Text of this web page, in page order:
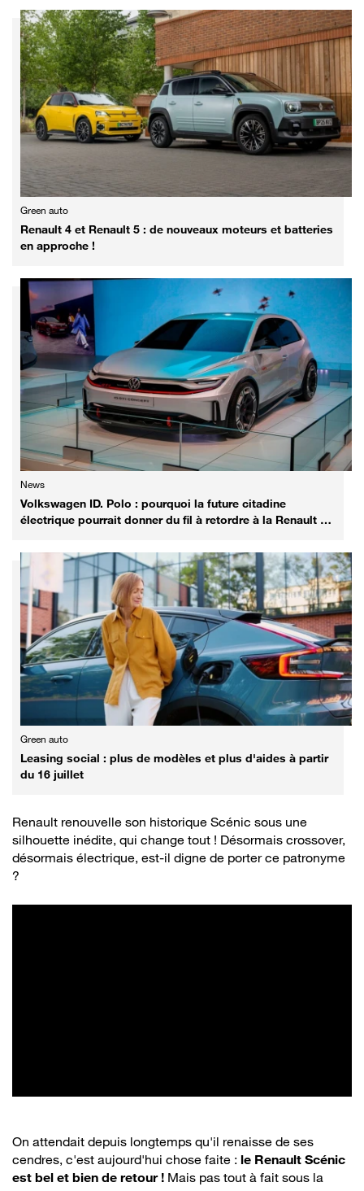
Green auto
Renault 4 et Renault 5 : de nouveaux moteurs et batteries
en approche !
News
Volkswagen ID. Polo : pourquoi la future citadine
électrique pourrait donner du fil à retordre à la Renault 5
Green auto
Leasing social : plus de modèles et plus d'aides à partir
du 16 juillet
Renault renouvelle son historique Scénic sous une
silhouette inédite, qui change tout ! Désormais crossover,
désormais électrique, est-il digne de porter ce patronyme
?
On attendait depuis longtemps qu'il renaisse de ses
cendres, c'est aujourd'hui chose faite : le Renault Scénic
est bel et bien de retour ! Mais pas tout à fait sous la